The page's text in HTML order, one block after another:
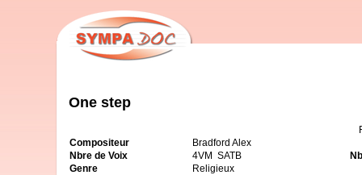
One step
Compositeur
Bradford Alex
Nbre de Voix
4VM SATB
Genre
Religieux